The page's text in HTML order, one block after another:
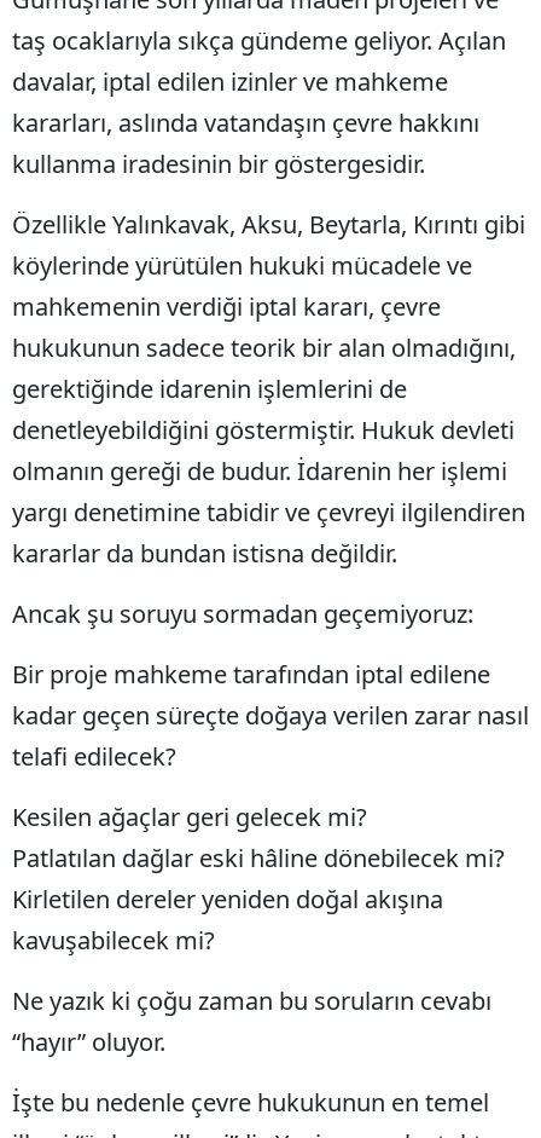
Sakarya
Samsun
Siirt
Sivas
Tekirdağ
Tokat
Trabzon
Tunceli
Uşak
Zonguldak
Kırıkkale
taş ocaklarıyla sıkça gündeme geliyor. Açılan
davalar, iptal edilen izinler ve mahkeme
kararları, aslında vatandaşın çevre hakkını
kullanma iradesinin bir göstergesidir.
Özellikle Yalınkavak, Aksu, Beytarla, Kırıntı gibi
köylerinde yürütülen hukuki mücadele ve
mahkemenin verdiği iptal kararı, çevre
hukukunun sadece teorik bir alan olmadığını,
gerektiğinde idarenin işlemlerini de
denetleyebildiğini göstermiştir. Hukuk devleti
olmanın gereği de budur. İdarenin her işlemi
yargı denetimine tabidir ve çevreyi ilgilendiren
kararlar da bundan istisna değildir.
Ancak şu soruyu sormadan geçemiyoruz:
Bir proje mahkeme tarafından iptal edilene
kadar geçen süreçte doğaya verilen zarar nasıl
telafi edilecek?
Kesilen ağaçlar geri gelecek mi?
Patlatılan dağlar eski hâline dönebilecek mi?
Kirletilen dereler yeniden doğal akışına
kavuşabilecek mi?
Ne yazık ki çoğu zaman bu soruların cevabı
“hayır” oluyor.
İşte bu nedenle çevre hukukunun en temel